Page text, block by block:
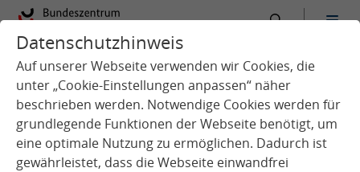
Datenschutzhinweis
Auf unserer Webseite verwenden wir Cookies, die
unter „Cookie-Einstellungen anpassen“ näher
beschrieben werden. Notwendige Cookies werden für
grundlegende Funktionen der Webseite benötigt, um
eine optimale Nutzung zu ermöglichen. Dadurch ist
gewährleistet, dass die Webseite einwandfrei
: